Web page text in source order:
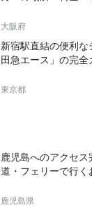
大阪府
新宿駅直結の便利
田急エース」の完全
東京都
鹿児島へのアクセ
道・フェリーで行く
鹿児島県